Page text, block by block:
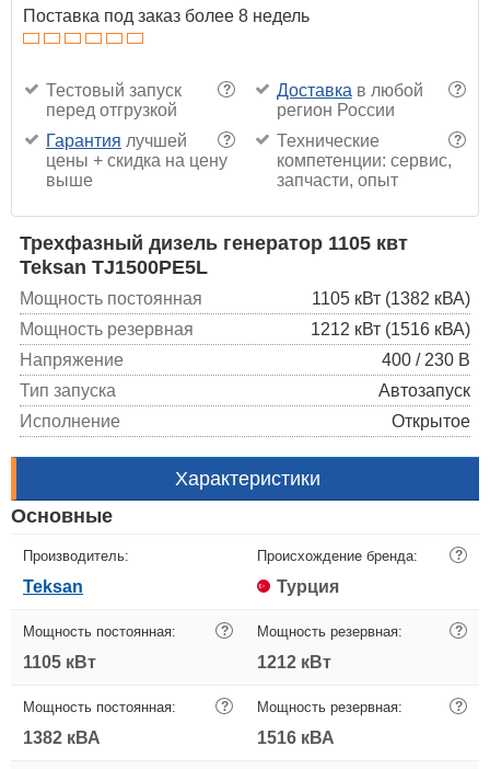
Поставка под заказ более 8 недель
?
Тестовый запуск
перед отгрузкой
?
Доставка в любой
регион России
?
Гарантия лучшей
цены + скидка на цену
выше
?
Технические
компетенции: сервис,
запчасти, опыт
Трехфазный дизель генератор 1105 квт
Teksan TJ1500PE5L
Мощность постоянная
1105 кВт (1382 кВА)
Мощность резервная
1212 кВт (1516 кВА)
Напряжение
400 / 230 В
Тип запуска
Автозапуск
Исполнение
Открытое
Характеристики
Основные
Производитель:
Teksan
Происхождение бренда: ?
Турция
Мощность постоянная: ?
1105 кВт
Мощность резервная: ?
1212 кВт
Мощность постоянная: ?
1382 кВА
Мощность резервная: ?
1516 кВА